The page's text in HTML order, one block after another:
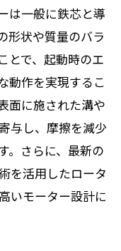
は一般に鉄芯と導
形状や質量のバラ
とで、起動時のエ
動作を実現するこ
面に施された溝や
与し、摩擦を減少
。さらに、最新の
を活用したロータ
いモーター設計に